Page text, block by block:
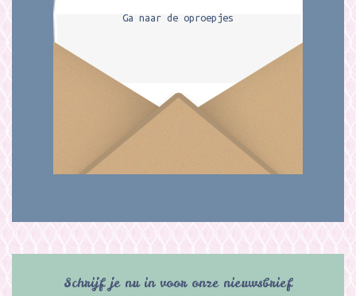
Ga naar de oproepjes
Schrijf je nu in voor onze nieuwsbrief